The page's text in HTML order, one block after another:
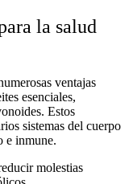
la salud
ventajas
esenciales,
Estos
sistemas del cuerpo
e inmune.
molestias